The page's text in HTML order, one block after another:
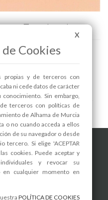
en Facebook
las Redes
X
Cookies
propias y de terceros con
ni cede datos de carácter
Sin embargo,
terceros con políticas de
de Alhama de Murcia
o no cuando acceda a ellos
de su navegador o desde
tercero. Si elige 'ACEPTAR
cookies. Puede aceptar y
y revocar su
cualquier momento en
POLÍTICA DE COOKIES